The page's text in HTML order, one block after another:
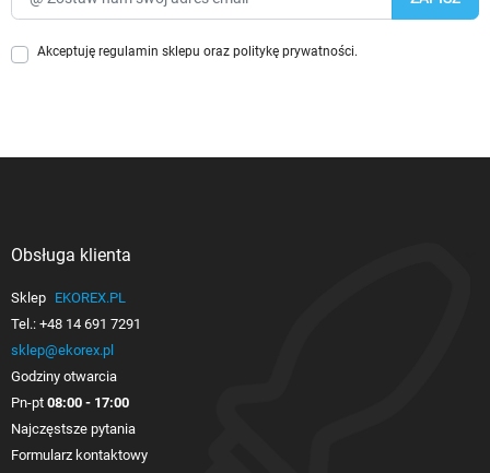
Akceptuję regulamin sklepu oraz politykę prywatności.
Obsługa klienta
Sklep EKOREX.PL
Tel.: +48 14 691 7291
sklep@ekorex.pl
Godziny otwarcia
Pn-pt 08:00 - 17:00
Najczęstsze pytania
Formularz kontaktowy